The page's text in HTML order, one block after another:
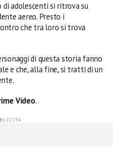
adolescenti si ritrova su
aereo. Presto i
che tra loro si trova
di questa storia fanno
e che, alla fine, si tratti di un
Video.